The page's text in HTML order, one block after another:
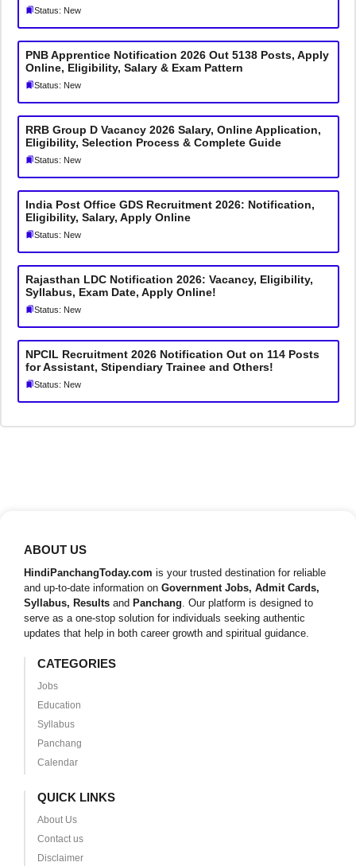
Status: New
PNB Apprentice Notification 2026 Out 5138 Posts, Apply
Online, Eligibility, Salary & Exam Pattern
Status: New
RRB Group D Vacancy 2026 Salary, Online Application,
Eligibility, Selection Process & Complete Guide
Status: New
India Post Office GDS Recruitment 2026: Notification,
Eligibility, Salary, Apply Online
Status: New
Rajasthan LDC Notification 2026: Vacancy, Eligibility,
Syllabus, Exam Date, Apply Online!
Status: New
NPCIL Recruitment 2026 Notification Out on 114 Posts
for Assistant, Stipendiary Trainee and Others!
Status: New
ABOUT US
HindiPanchangToday.com is your trusted destination for reliable
and up-to-date information on Government Jobs, Admit Cards,
Syllabus, Results and Panchang. Our platform is designed to
serve as a one-stop solution for individuals seeking authentic
updates that help in both career growth and spiritual guidance.
CATEGORIES
Jobs
Education
Syllabus
Panchang
Calendar
QUICK LINKS
About Us
Contact us
Disclaimer